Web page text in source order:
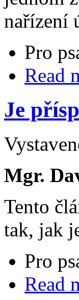
nařízení
Pro
Read
Je
Mgr.
Tento
tak, jak
Pro
Read